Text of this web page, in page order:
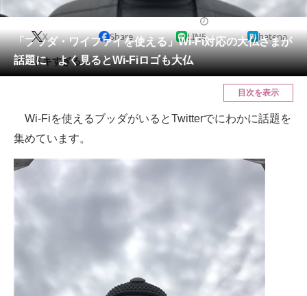
リサーチ
会員記事
メディア
ITの今と未来を見通す
スマホと通信の最新トレンド
ビジネスと働き方のヒント
「ブッダ・ワイファイを使える」Wi-Fi対応の大仏さまが
話題に よく見るとWi-Fiロゴも大仏
X Share LINE hatena
イマドキすぎる。
目次を表示
Wi-Fiを使えるブッダがいるとTwitterでにわかに話題を
集めています。